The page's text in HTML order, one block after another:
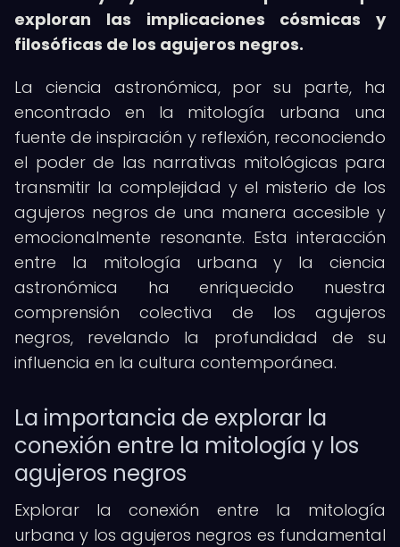
exploran las implicaciones cósmicas y
filosóficas de los agujeros negros.
La ciencia astronómica, por su parte, ha
encontrado en la mitología urbana una
fuente de inspiración y reflexión, reconociendo
el poder de las narrativas mitológicas para
transmitir la complejidad y el misterio de los
agujeros negros de una manera accesible y
emocionalmente resonante. Esta interacción
entre la mitología urbana y la ciencia
astronómica ha enriquecido nuestra
comprensión colectiva de los agujeros
negros, revelando la profundidad de su
influencia en la cultura contemporánea.
La importancia de explorar la
conexión entre la mitología y los
agujeros negros
Explorar la conexión entre la mitología
urbana y los agujeros negros es fundamental